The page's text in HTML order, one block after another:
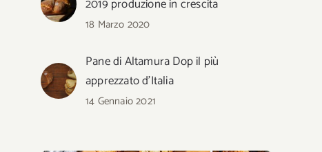
18 Marzo 2020
Pane di Altamura Dop il più
apprezzato d’Italia
14 Gennaio 2021